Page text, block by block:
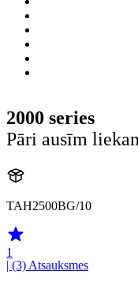
2000 series
Pāri ausīm
TAH2500BG/10
1
| (3) Atsauksmes